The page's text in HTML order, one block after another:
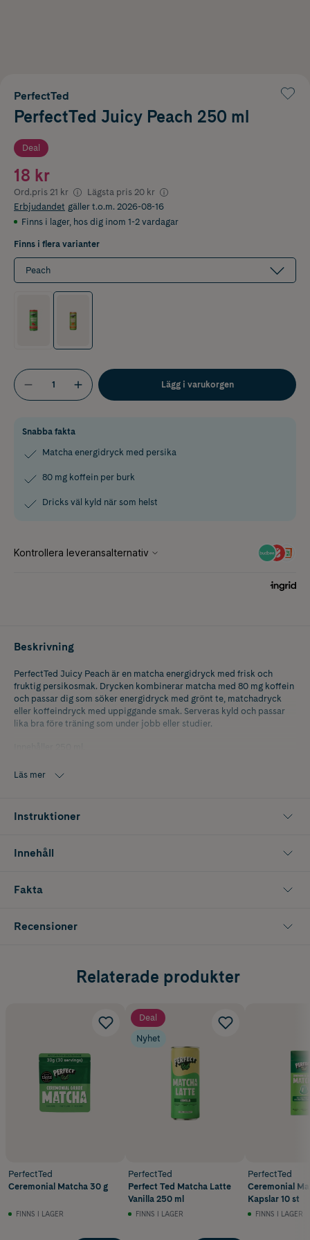
PerfectTed
PerfectTed Juicy Peach 250 ml
Deal
18 kr
Ord.pris 21 kr Lägsta pris 20 kr
Erbjudandet gäller t.o.m. 2026-08-16
Finns i lager, hos dig inom 1-2 vardagar
Finns i flera varianter
Peach
Lägg i varukorgen
Snabba fakta
Matcha energidryck med persika
80 mg koffein per burk
Dricks väl kyld när som helst
Beskrivning
PerfectTed Juicy Peach är en matcha energidryck med frisk och
fruktig persikosmak. Drycken kombinerar matcha med 80 mg koffein
och passar dig som söker energidryck med grönt te, matchadryck
eller koffeindryck med uppiggande smak. Serveras kyld och passar
lika bra före träning som under jobb eller studier.
Läs mer
Instruktioner
Innehåll
Fakta
Recensioner
Relaterade produkter
PerfectTed
Ceremonial Matcha 30 g
FINNS I LAGER
Deal
Nyhet
PerfectTed
Perfect Ted Matcha Latte
Vanilla 250 ml
FINNS I LAGER
PerfectTed
Ceremonial
Kapslar 10 st
FINNS I LAGER